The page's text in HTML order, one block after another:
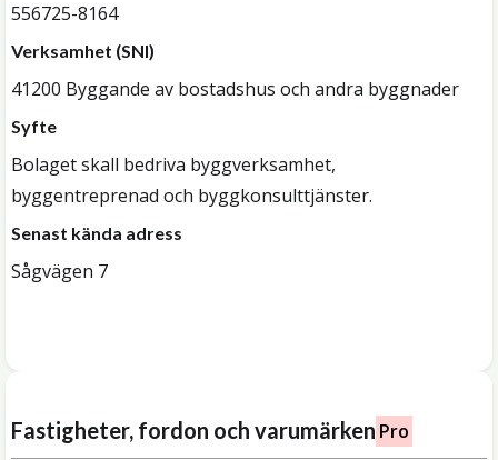
556725-8164
Verksamhet (SNI)
41200 Byggande av bostadshus och andra byggnader
Syfte
Bolaget skall bedriva byggverksamhet,
byggentreprenad och byggkonsulttjänster.
Senast kända adress
Sågvägen 7
Fastigheter, fordon och varumärken Pro